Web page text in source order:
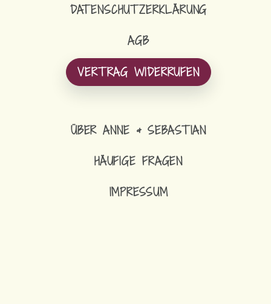
DATENSCHUTZERKLÄRUNG
AGB
VERTRAG WIDERRUFEN
ÜBER ANNE & SEBASTIAN
HÄUFIGE FRAGEN
IMPRESSUM